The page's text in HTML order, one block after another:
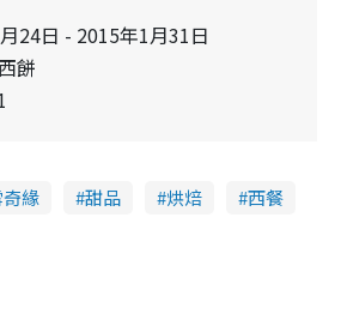
24日 - 2015年1月31日
餅
緣 甜品 烘焙
西餐